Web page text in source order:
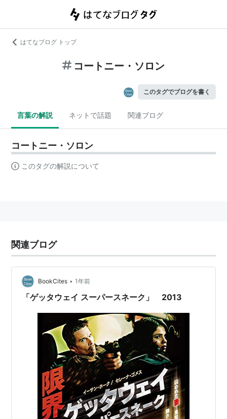
はてなブログ トップ
コートニー・ソロン
このタグでブログを書く
言葉の解説 ネットで話題 関連ブログ
コートニー・ソロン
このタグの解説について
関連ブログ
BookCites • 1年前
「ゲッタウェイ スーパースネーク」 2013